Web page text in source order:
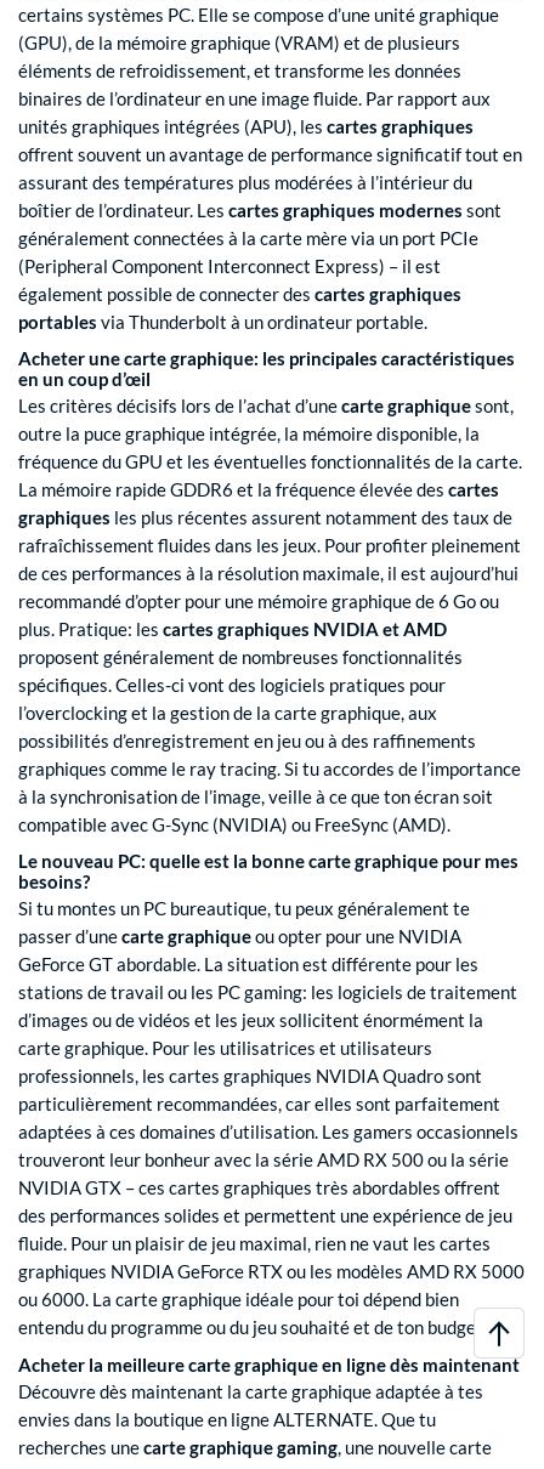
certains systèmes PC. Elle se compose d’une unité graphique
(GPU), de la mémoire graphique (VRAM) et de plusieurs
éléments de refroidissement, et transforme les données
binaires de l’ordinateur en une image fluide. Par rapport aux
unités graphiques intégrées (APU), les cartes graphiques
offrent souvent un avantage de performance significatif tout en
assurant des températures plus modérées à l’intérieur du
boîtier de l’ordinateur. Les cartes graphiques modernes sont
généralement connectées à la carte mère via un port PCIe
(Peripheral Component Interconnect Express) – il est
également possible de connecter des cartes graphiques
portables via Thunderbolt à un ordinateur portable.
Acheter une carte graphique: les principales caractéristiques
en un coup d’œil
Les critères décisifs lors de l’achat d’unecarte graphiquesont,
outre la puce graphique intégrée, la mémoire disponible, la
fréquence du GPU et les éventuelles fonctionnalités de la carte.
La mémoire rapide GDDR6 et la fréquence élevée des cartes
graphiques les plus récentes assurent notamment des taux de
rafraîchissement fluides dans les jeux. Pour profiter pleinement
de ces performances à la résolution maximale, il est aujourd’hui
recommandé d’opter pour une mémoire graphique de 6 Go ou
plus. Pratique: les cartes graphiques NVIDIA etAMD
proposent généralement de nombreuses fonctionnalités
spécifiques. Celles-ci vont des logiciels pratiques pour
l’overclocking et la gestion de la carte graphique, aux
possibilités d’enregistrement en jeu ou à des raffinements
graphiques comme le ray tracing. Si tu accordes de l’importance
à la synchronisation de l’image, veille à ce que ton écran soit
compatible avec G-Sync (NVIDIA) ou FreeSync (AMD).
Le nouveau PC: quelle est la bonne carte graphique pour mes
besoins?
Si tu montes un PC bureautique, tu peux généralement te
passer d’unecarte graphiqueou opter pour une NVIDIA
GeForce GT abordable. La situation est différente pour les
stations de travail ou les PC gaming: les logiciels de traitement
d’images ou de vidéos et les jeux sollicitent énormément la
carte graphique. Pour les utilisatrices et utilisateurs
professionnels, les cartes graphiques NVIDIA Quadro sont
particulièrement recommandées, car elles sont parfaitement
adaptées à ces domaines d’utilisation. Les gamers occasionnels
trouveront leur bonheur avec la série AMD RX 500 ou la série
NVIDIA GTX – ces cartes graphiques très abordables offrent
des performances solides et permettent une expérience de jeu
fluide. Pour un plaisir de jeu maximal, rien ne vaut les cartes
graphiques NVIDIA GeForce RTX ou les modèles AMD RX 5000
ou 6000. La carte graphique idéale pour toi dépend bien
entendu du programme ou du jeu souhaité et de ton budget.
Acheter la meilleure carte graphique en ligne dès maintenant
Découvre dès maintenant la carte graphique adaptée à tes
envies dans la boutique en ligne ALTERNATE. Que tu
recherches unecarte graphique gaming, une nouvelle carte